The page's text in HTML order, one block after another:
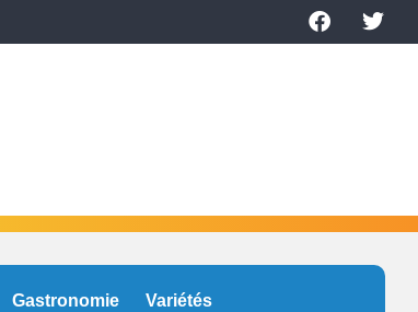
Gastronomie Variétés